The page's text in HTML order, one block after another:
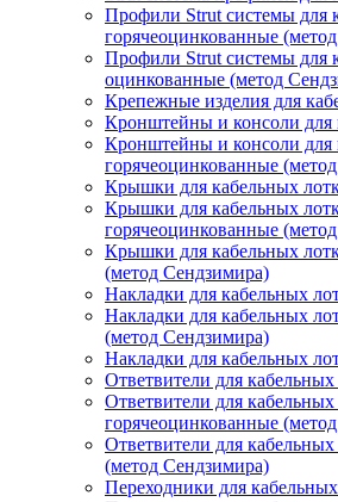
Профили Strut системы для
горячеоцинкованные
Профили Strut системы для
оцинкованные (метод
Крепежные изделия для
Кронштейны и консоли для
Кронштейны и консоли для
горячеоцинкованные
Крышки для кабельных
Крышки для кабельных
горячеоцинкованные
Крышки для кабельных
(метод Сендзимира)
Накладки для кабельных
Накладки для кабельных
(метод Сендзимира)
Накладки для кабельных
Ответвители для кабельных
Ответвители для кабельных
горячеоцинкованные
Ответвители для
(метод Сендзимира)
Переходники для